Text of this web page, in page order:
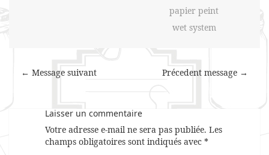
papier peint
wet system
Précedent message →
← Message suivant
Laisser un commentaire
Votre adresse e-mail ne sera pas publiée. Les
champs obligatoires sont indiqués avec *